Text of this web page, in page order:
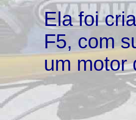
Ela foi
F5, com
um motor